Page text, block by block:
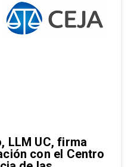
LLM UC, firma
con el Centro